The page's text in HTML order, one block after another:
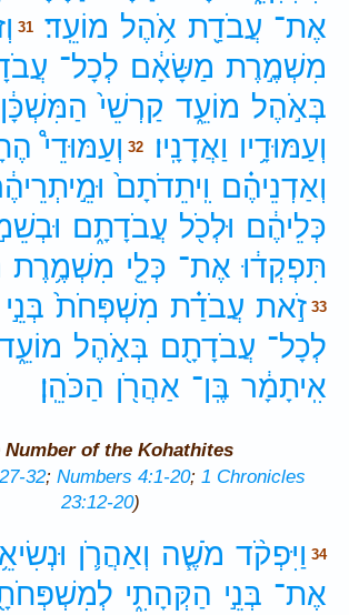
אֶת־ עֲבֹדַ֖ת אֹ֥הֶל מוֹעֵֽד׃ 31
מִשְׁמֶ֣רֶת מַשָּׂאָ֔ם לְכָל־
בְּאֹ֣הֶל מוֹעֵ֑ד קַרְשֵׁי֙ הַמִּשְׁכָּ֔ן
וְעַמּוּדָ֥יו וַאֲדָנָֽיו׃ 32 וְעַמּוּדֵי֩
וְאַדְנֵיהֶ֗ם וִֽיתֵדֹתָם֙
כְּלֵיהֶ֔ם וּלְכֹ֖ל עֲבֹדָתָ֑ם
תִּפְקְד֔וּ אֶת־ כְּלֵ֖י מִשְׁמֶ֥רֶת
33 זֹ֣את עֲבֹדַ֗ת מִשְׁפְּחֹת֙ בְּנֵ֣י
לְכָל־ עֲבֹדָתָ֖ם בְּאֹ֣הֶל
אִֽיתָמָ֔ר בֶּֽן־ אַהֲרֹ֖ן הַכֹּהֵֽן׃
Number of the Kohathites
32; Numbers 4:1-20; 1 Chronicles
23:12-20)
34 וַיִּפְקֹ֨ד מֹשֶׁ֧ה וְאַהֲרֹ֛ן
אֶת־ בְּנֵ֣י הַקְּהָתִ֑י